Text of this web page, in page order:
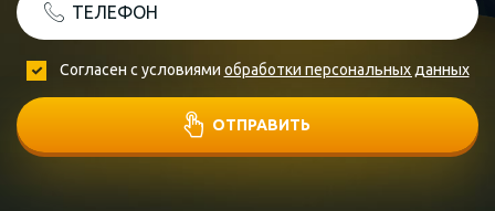
ТЕЛЕФОН
Согласен с условиями обработки персональных данных
ОТПРАВИТЬ